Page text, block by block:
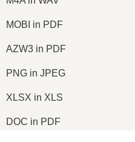
MOBI in PDF
AZW3 in PDF
PNG in JPEG
XLSX in XLS
DOC in PDF